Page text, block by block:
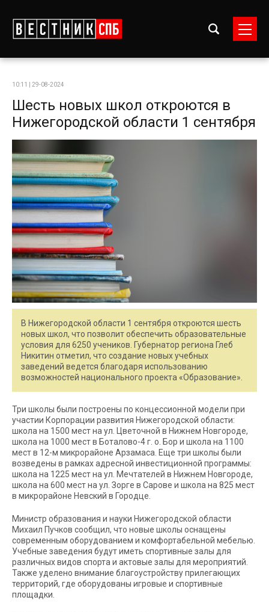
10:11 | 29-08-2024
Шесть новых школ откроются в
Нижегородской области 1 сентября
В Нижегородской области 1 сентября откроются шесть
новых школ, что позволит обеспечить образовательные
условия для 6250 учеников. Губернатор региона Глеб
Никитин отметил, что создание новых учебных
заведений ведется благодаря использованию
возможностей национального проекта «Образование».
Три школы были построены по концессионной модели при
участии Корпорации развития Нижегородской области:
школа на 1500 мест на ул. Цветочной в Нижнем Новгороде,
школа на 1000 мест в Боталово-4 г. о. Бор и школа на 1100
мест в 12-м микрорайоне Арзамаса. Еще три школы были
возведены в рамках адресной инвестиционной программы:
школа на 1225 мест на ул. Мечтателей в Нижнем Новгороде,
школа на 600 мест на ул. Зорге в Сарове и школа на 825 мест
в микрорайоне Невский в Городце.
Министр образования и науки Нижегородской области
Михаил Пучков сообщил, что новые школы оснащены
современным оборудованием и комфортабельной мебелью.
Учебные заведения будут иметь спортивные залы для
различных видов спорта и актовые залы для мероприятий.
Также уделено внимание благоустройству прилегающих
территорий, где оборудованы игровые и спортивные
площадки.